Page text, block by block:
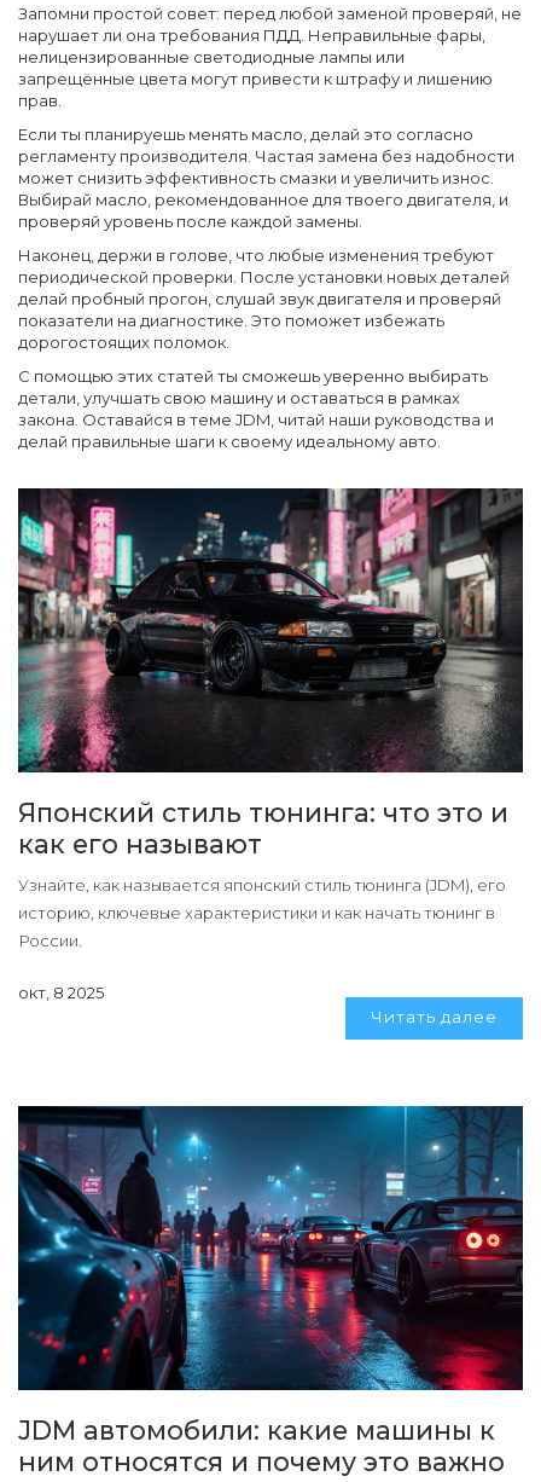
Запомни простой совет: перед любой заменой проверяй, не
нарушает ли она требования ПДД. Неправильные фары,
нелицензированные светодиодные лампы или
запрещённые цвета могут привести к штрафу и лишению
прав.
Если ты планируешь менять масло, делай это согласно
регламенту производителя. Частая замена без надобности
может снизить эффективность смазки и увеличить износ.
Выбирай масло, рекомендованное для твоего двигателя, и
проверяй уровень после каждой замены.
Наконец, держи в голове, что любые изменения требуют
периодической проверки. После установки новых деталей
делай пробный прогон, слушай звук двигателя и проверяй
показатели на диагностике. Это поможет избежать
дорогостоящих поломок.
С помощью этих статей ты сможешь уверенно выбирать
детали, улучшать свою машину и оставаться в рамках
закона. Оставайся в теме JDM, читай наши руководства и
делай правильные шаги к своему идеальному авто.
Японский стиль тюнинга: что это и
как его называют
Узнайте, как называется японский стиль тюнинга (JDM), его
историю, ключевые характеристики и как начать тюнинг в
России.
окт, 8 2025
Читать далее
JDM автомобили: какие машины к
ним относятся и почему это важно